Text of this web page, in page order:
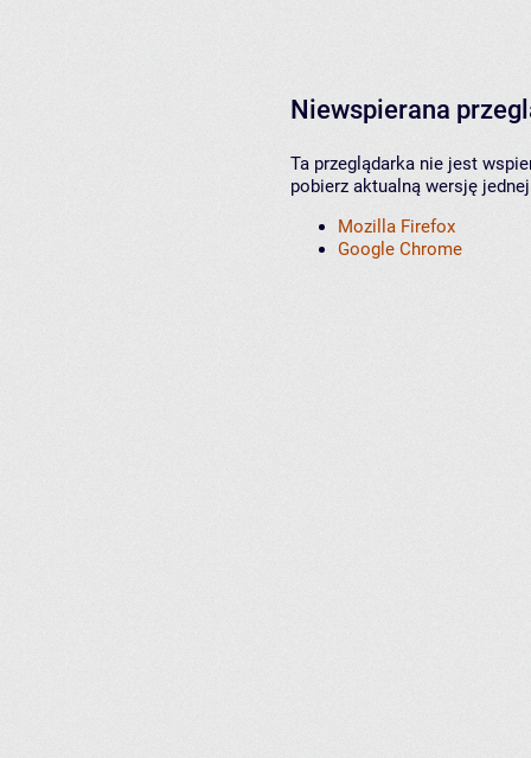
Niewspierana
Ta przeglądarka nie jest
pobierz aktualną wersję
Mozilla Firefox
Google Chrome